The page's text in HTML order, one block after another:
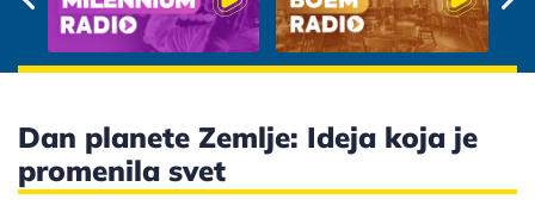
Dan planete Zemlje: Ideja koja je
promenila svet